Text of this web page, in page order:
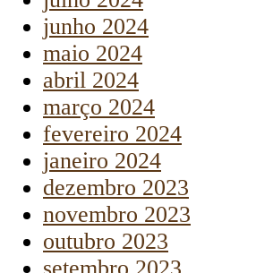
junho 2024
maio 2024
abril 2024
março 2024
fevereiro 2024
janeiro 2024
dezembro 2023
novembro 2023
outubro 2023
setembro 2023